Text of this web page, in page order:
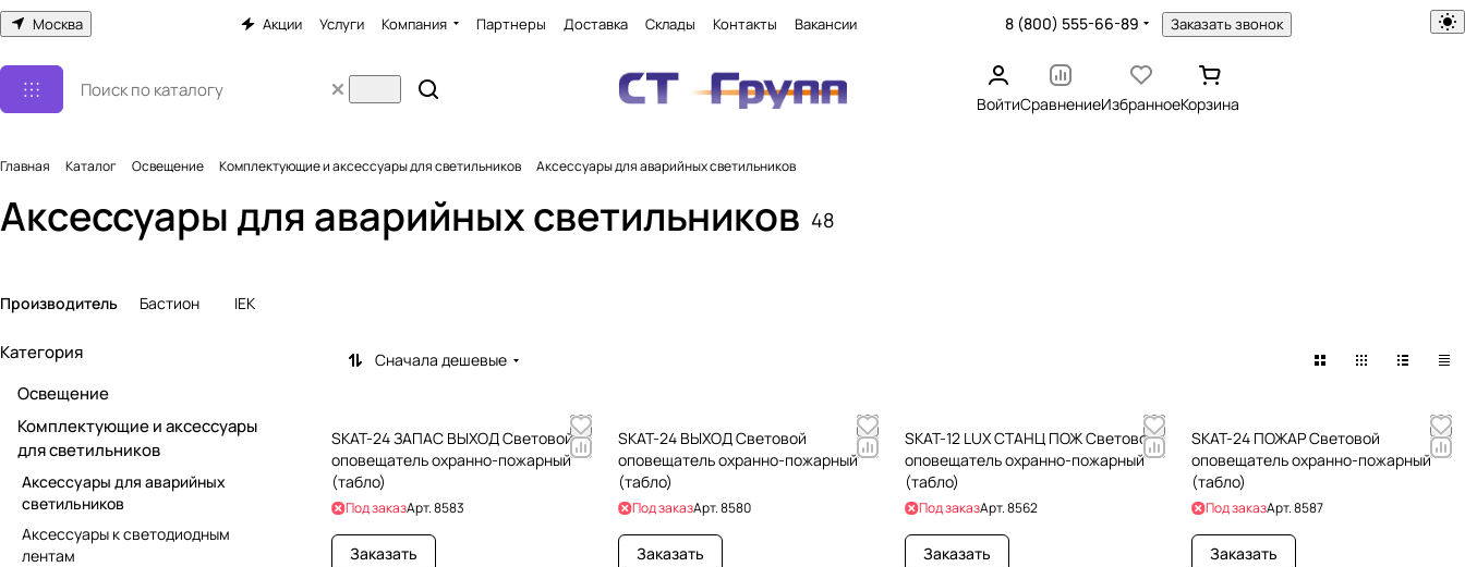
Москва Акции Услуги Компания Партнеры Доставка Склады Контакты Вакансии 8 (800) 555-66-89 Заказать звонок
ВойтиСравнениеИзбранноеКорзина
Главная Каталог Освещение Комплектующие и аксессуары для светильников Аксессуары для аварийных светильников
Аксессуары для аварийных светильников 48
Производитель Бастион IEK
Сначала дешевые
SKAT-24 ЗАПАС ВЫХОД Световой
оповещатель охранно-пожарный
(табло)
Под заказАрт.8583
Заказать
SKAT-24 ВЫХОД Световой
оповещатель охранно-пожарный
(табло)
Под заказАрт.8580
Заказать
SKAT-12 LUX СТАНЦ ПОЖ Световой
оповещатель охранно-пожарный
(табло)
Под заказАрт.8562
Заказать
SKAT-24 ПОЖАР Световой
оповещатель охранно-пожарный
(табло)
Под заказАрт.8587
Заказать
Категория
Освещение
Комплектующие и аксессуары
для светильников
Аксессуары для аварийных
светильников
Аксессуары к светодиодным
лентам